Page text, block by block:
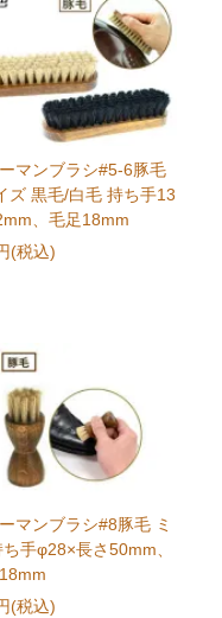
マンブラシ#5-6豚毛
ズ 黒毛/白毛 持ち手13
、毛足18mm
(税込)
マンブラシ#8豚毛 ミ
手φ28×長さ50mm、
(税込)